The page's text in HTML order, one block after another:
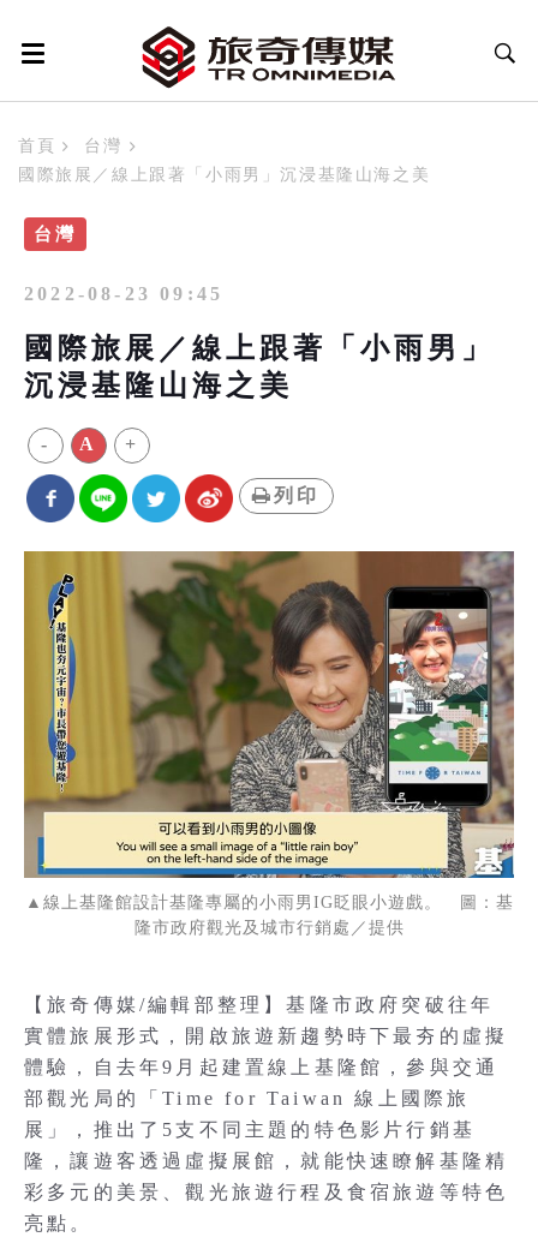
首頁
台灣
國際旅展／線上跟著「小雨男」沉浸基隆山海之美
台灣
2022-08-23 09:45
國際旅展／線上跟著「小雨男」
沉浸基隆山海之美
- A +
列印
▲線上基隆館設計基隆專屬的小雨男IG眨眼小遊戲。 圖：基
隆市政府觀光及城市行銷處／提供
【旅奇傳媒/編輯部整理】基隆市政府突破往年
實體旅展形式，開啟旅遊新趨勢時下最夯的虛擬
體驗，自去年9月起建置線上基隆館，參與交通
部觀光局的「Time for Taiwan 線上國際旅
展」，推出了5支不同主題的特色影片行銷基
隆，讓遊客透過虛擬展館，就能快速瞭解基隆精
彩多元的美景、觀光旅遊行程及食宿旅遊等特色
亮點。